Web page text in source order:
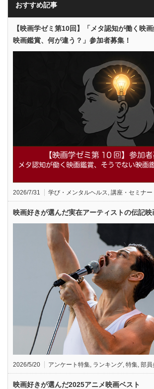
おすすめ記事
【映画学ゼミ第10回】「メタ認知が働く映
映画鑑賞、何が違う？」参加者募集！
2026/7/31 学び・メンタルヘルス 講座・セミナー
映画好きが選んだ実在アーティストの伝記
2026/5/20 アンケート特集 ランキング 特集 部員
映画好きが選んだ2025アニメ映画ベスト